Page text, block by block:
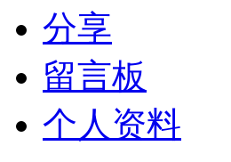
分享
留言板
个人资料